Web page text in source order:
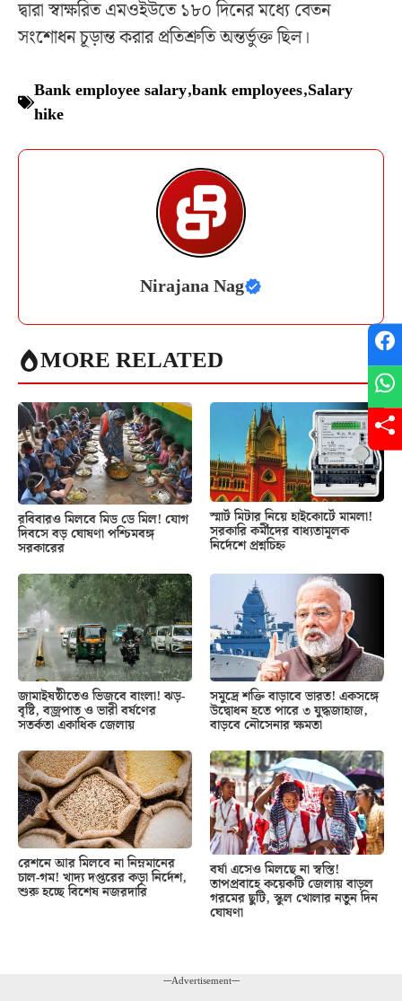
দ্বারা স্বাক্ষরিত এমওইউতে ১৮০ দিনের মধ্যে বেতন
সংশোধন চূড়ান্ত করার প্রতিশ্রুতি অন্তর্ভুক্ত ছিল।
Bank employee salary,bank employees,Salary
hike
Nirajana Nag
MORE RELATED
রবিবারও মিলবে মিড ডে মিল! যোগ
দিবসে বড় ঘোষণা পশ্চিমবঙ্গ
সরকারের
স্মার্ট মিটার নিয়ে হাইকোর্টে মামলা!
সরকারি কর্মীদের বাধ্যতামূলক
নির্দেশে প্রশ্নচিহ্ন
জামাইষষ্ঠীতেও ভিজবে বাংলা! ঝড়-
বৃষ্টি, বজ্রপাত ও ভারী বর্ষণের
সতর্কতা একাধিক জেলায়
সমুদ্রে শক্তি বাড়াবে ভারত! একসঙ্গে
উদ্বোধন হতে পারে ৩ যুদ্ধজাহাজ,
বাড়বে নৌসেনার ক্ষমতা
রেশনে আর মিলবে না নিম্নমানের
চাল-গম! খাদ্য দপ্তরের কড়া নির্দেশ,
শুরু হচ্ছে বিশেষ নজরদারি
বর্ষা এসেও মিলছে না স্বস্তি!
তাপপ্রবাহে কয়েকটি জেলায় বাড়ল
গরমের ছুটি, স্কুল খোলার নতুন দিন
ঘোষণা
---Advertisement---